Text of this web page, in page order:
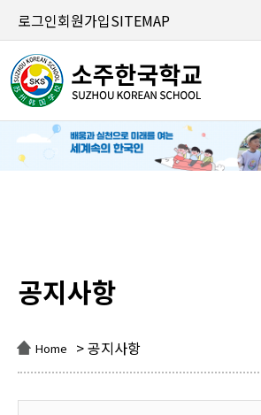
로그인회원가입SITEMAP
공지사항
Home > 공지사항